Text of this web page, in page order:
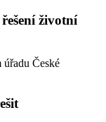
životní
úřadu České